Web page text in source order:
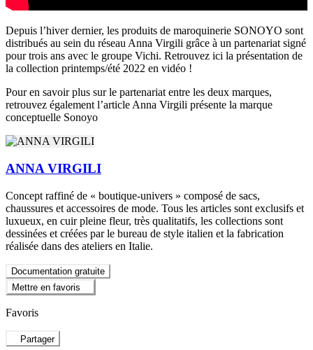
Depuis l’hiver dernier, les produits de maroquinerie SONOYO sont
distribués au sein du réseau Anna Virgili grâce à un partenariat signé
pour trois ans avec le groupe Vichi. Retrouvez ici la présentation de
la collection printemps/été 2022 en vidéo !
Pour en savoir plus sur le partenariat entre les deux marques,
retrouvez également l’article Anna Virgili présente la marque
conceptuelle Sonoyo
ANNA VIRGILI
Concept raffiné de « boutique-univers » composé de sacs,
chaussures et accessoires de mode. Tous les articles sont exclusifs et
luxueux, en cuir pleine fleur, très qualitatifs, les collections sont
dessinées et créées par le bureau de style italien et la fabrication
réalisée dans des ateliers en Italie.
Documentation gratuite
Mettre en favoris
Favoris
Partager